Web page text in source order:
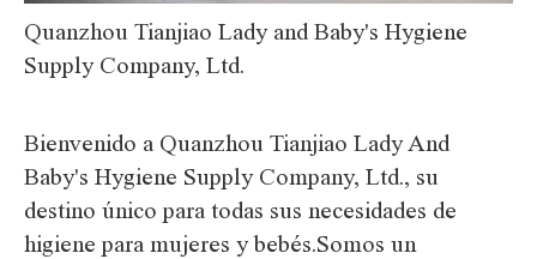
Quanzhou Tianjiao Lady and Baby's Hygiene
Supply Company, Ltd.
Bienvenido a Quanzhou Tianjiao Lady And
Baby's Hygiene Supply Company, Ltd., su
destino único para todas sus necesidades de
higiene para mujeres y bebés.Somos un